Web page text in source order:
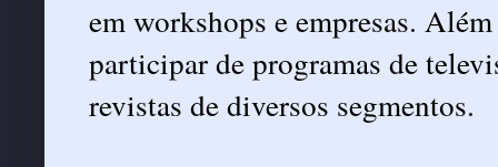
em workshops e empresas.
participar de programas de
revistas de diversos segmentos.